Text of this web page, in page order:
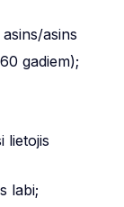
asins
gadiem);
lietojis
labi;